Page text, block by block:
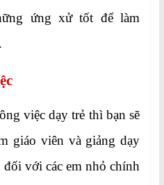
ứng xử tốt để làm
việc dạy trẻ thì bạn sẽ
giáo viên và giảng dạy
với các em nhỏ chính